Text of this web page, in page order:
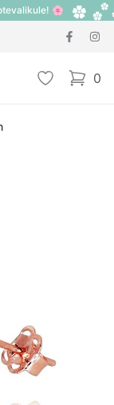
🌸
Lemmik 0
items